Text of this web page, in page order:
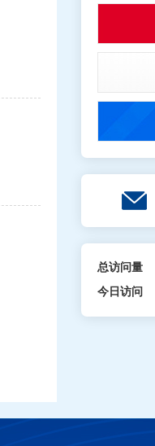
总访问量
今日访问